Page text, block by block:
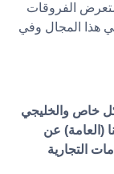
الفروقات
هذا المجال وفي
خاص والخليجي
(العامة) عن
التجارية